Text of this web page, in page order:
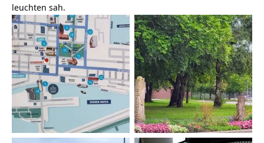
leuchten sah.
Umgebungskarte
Hauptbahnhof
Wilhelmshafenbahn
Friedrich-Wilhelm-Platz